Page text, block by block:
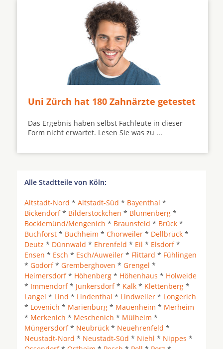
Uni Zürch hat 180 Zahnärzte getestet
Das Ergebnis haben selbst Fachleute in dieser
Form nicht erwartet. Lesen Sie was zu ...
Alle Stadtteile von Köln:
Altstadt-Nord * Altstadt-Süd * Bayenthal *
Bickendorf* Bilderstöckchen * Blumenberg *
Bocklemünd/Mengenich * Braunsfeld * Brück *
Buchforst * Buchheim * Chorweiler * Dellbrück *
Deutz * Dünnwald * Ehrenfeld * Eil * Elsdorf*
Ensen * Esch * Esch/Auweiler * Flittard * Fühlingen
* Godorf* Gremberghoven * Grengel *
Heimersdorf* Höhenberg * Höhenhaus * Holweide
* Immendorf* Junkersdorf* Kalk * Klettenberg *
Langel * Lind * Lindenthal * Lindweiler * Longerich
* Lövenich * Marienburg * Mauenheim * Merheim
* Merkenich * Meschenich * Mülheim *
Müngersdorf* Neubrück * Neuehrenfeld *
Neustadt-Nord * Neustadt-Süd * Niehl * Nippes *